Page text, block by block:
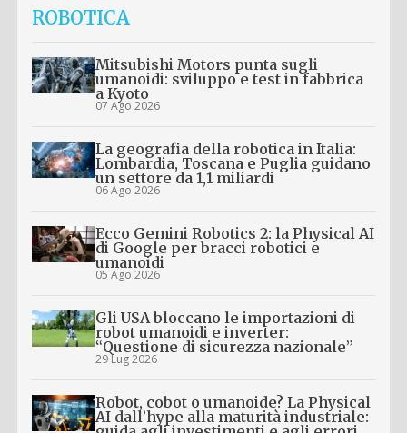
ROBOTICA
Mitsubishi Motors punta sugli
umanoidi: sviluppo e test in fabbrica
a Kyoto
07 Ago 2026
La geografia della robotica in Italia:
Lombardia, Toscana e Puglia guidano
un settore da 1,1 miliardi
06 Ago 2026
Ecco Gemini Robotics 2: la Physical AI
di Google per bracci robotici e
umanoidi
05 Ago 2026
Gli USA bloccano le importazioni di
robot umanoidi e inverter:
“Questione di sicurezza nazionale”
29 Lug 2026
Robot, cobot o umanoide? La Physical
AI dall’hype alla maturità industriale: